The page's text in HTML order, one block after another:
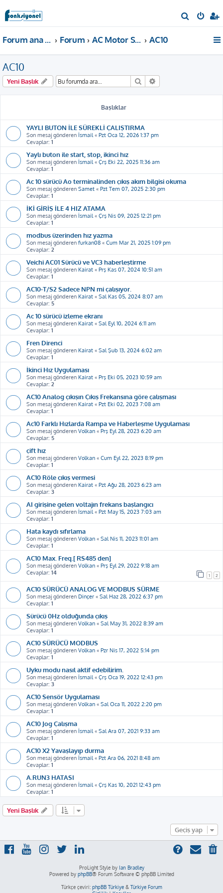
r
Forum ana sayfa Forum AC Motor Sürücü AC10
AC10
Yeni Başlık Ara
Başlıklar
YAYLI BUTON İLE SÜREKLİ ÇALIŞTIRMA
Son mesaj gönderen İsmail« Pzt Oca 12, 2026 1:37 pm
Cevaplar: 1
Yaylı buton ile start, stop, ikinci hız
Son mesaj gönderen İsmail« Çrş Eki 22, 2025 11:36 am
Cevaplar: 1
Ac 10 sürücü Ao terminalinden çıkış akım bilgisi okuma
Son mesaj gönderen Samet « Pzt Tem 07, 2025 2:30 pm
Cevaplar: 1
İKİ GİRİŞ İLE 4 HIZ ATAMA
Son mesaj gönderen İsmail« Çrş Nis 09, 2025 12:21 pm
Cevaplar: 1
modbus üzerinden hız yazma
Son mesaj gönderen furkan08 « Cum Mar 21, 2025 1:09 pm
Cevaplar: 2
Veichi AC01 Sürücü ve VC3 haberleştirme
Son mesaj gönderen Kairat « Prş Kas 07, 2024 10:51 am
Cevaplar: 1
AC10-T/S2 Sadece NPN mi çalışıyor.
Son mesaj gönderen Kairat « Sal Kas 05, 2024 8:07 am
Cevaplar: 5
Ac 10 sürücü izleme ekranı
Son mesaj gönderen Kairat « Sal Eyl 10, 2024 6:11 am
Cevaplar: 1
Fren Direnci
Son mesaj gönderen Kairat « Sal Şub 13, 2024 6:02 am
Cevaplar: 1
İkinci Hız Uygulaması
Son mesaj gönderen Kairat « Prş Eki 05, 2023 10:59 am
Cevaplar: 2
AC10 Analog çıkışın Çıkış Frekansına göre çalışması
Son mesaj gönderen Kairat « Pzt Eki 02, 2023 7:08 am
Cevaplar: 1
Ac10 Farklı Hızlarda Rampa ve Haberleşme Uygulaması
Son mesaj gönderen Volkan « Prş Eyl 28, 2023 6:20 am
Cevaplar: 5
çift hız
Son mesaj gönderen Volkan « Cum Eyl 22, 2023 8:19 pm
Cevaplar: 1
AC10 Röle çıkış vermesi
Son mesaj gönderen Kairat « Pzt Ağu 28, 2023 6:23 am
Cevaplar: 3
AI girişine gelen voltajın frekans başlangıcı
Son mesaj gönderen İsmail« Pzt May 15, 2023 7:03 am
Cevaplar: 1
Hata kaydı sıfırlama
Son mesaj gönderen Volkan « Sal Nis 11, 2023 11:01 am
Cevaplar: 1
AC10 Max. Freq.[ RS485 den]
Son mesaj gönderen Volkan « Prş Eyl 29, 2022 9:18 am
Cevaplar: 14 1 2
AC10 SÜRÜCÜ ANALOG VE MODBUS SÜRME
Son mesaj gönderen Dinçer « Sal Haz 28, 2022 6:37 pm
Cevaplar: 1
Sürücü 0Hz olduğunda çıkış
Son mesaj gönderen Volkan « Sal May 31, 2022 8:39 am
Cevaplar: 1
AC10 SÜRÜCÜ MODBUS
Son mesaj gönderen Volkan « Pzr Nis 17, 2022 5:14 pm
Cevaplar: 1
Uyku modu nasıl aktif edebilirim.
Son mesaj gönderen İsmail« Çrş Oca 19, 2022 12:43 pm
Cevaplar: 3
AC10 Sensör Uygulaması
Son mesaj gönderen Volkan « Sal Oca 11, 2022 2:20 pm
Cevaplar: 1
AC10 Jog Çalışma
Son mesaj gönderen İsmail« Sal Ara 07, 2021 9:33 am
Cevaplar: 1
AC10 X2 Yavaşlayıp durma
Son mesaj gönderen İsmail« Pzt Ara 06, 2021 8:48 am
Cevaplar: 1
A.RUN3 HATASI
Son mesaj gönderen İsmail« Çrş Kas 10, 2021 12:43 pm
Cevaplar: 1
Yeni Başlık
Geçiş yap
ProLight Style by Ian Bradley
Powered by phpBB® Forum Software © phpBB Limited
Türkçe çeviri: phpBB Türkiye& Türkiye Forum